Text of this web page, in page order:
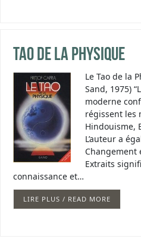
Tao de la physique
Le Tao de la
Sand, 1975)
moderne
régissent les
Hindouisme,
L’auteur a
Changement
Extraits
connaissance et…
LIRE PLUS / READ MORE